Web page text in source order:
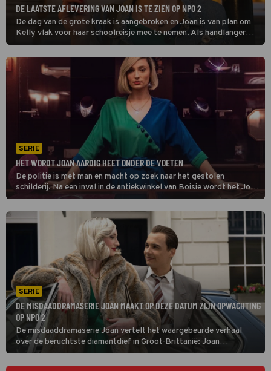
DE LAATSTE AFLEVERING VAN JOAN IS TE ZIEN OP NPO 2
De dag van de grote kraak is aangebroken en Joan is van plan om
Kelly vlak voor haar schoolreisje mee te nemen. Als handlanger
Paul het laat afweten, dreigt de hele overval te mislukken in deze
laatste aflevering.
SERIE
HET WORDT JOAN AARDIG HEET ONDER DE VOETEN
De politie is met man en macht op zoek naar het gestolen
schilderij. Na een inval in de antiekwinkel van Boisie wordt het Joan
te heet onder de voeten. Ze wil het doek vernietigen, maar Boisie
heeft een ander plan.
SERIE
DE MISDAADDRAMASERIE JOAN MAAKT OP DEZE DATUM ZIJN OPWACHTING
OP NPO 2
De misdaaddramaserie Joan vertelt het waargebeurde verhaal
over de beruchtste diamantdief in Groot-Brittanië: Joan
Hannington. In de eerste aflevering vlucht ze naar Londen om uit
handen te blijven van haar gewelddadige partner.